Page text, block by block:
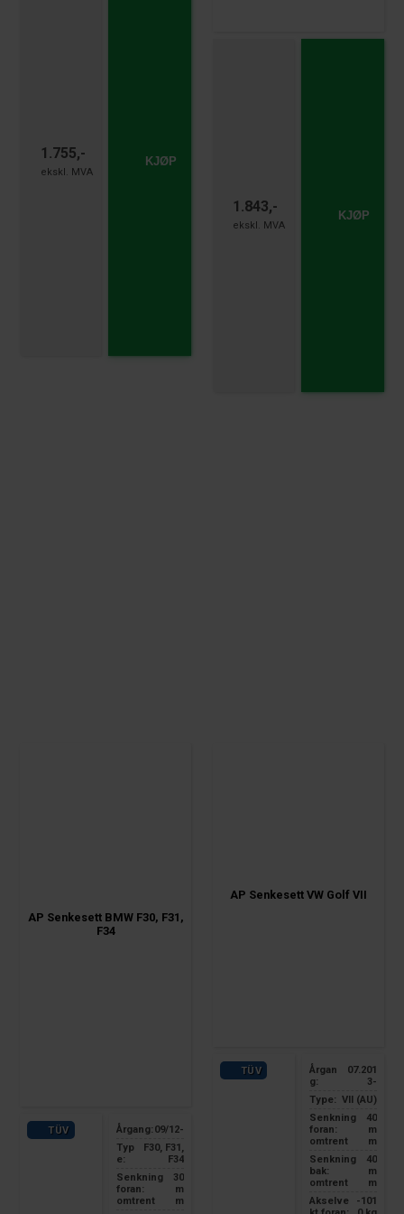
1.755,- KJØP
1.843,- KJØP
AP Senkesett BMW F30, F31,
F34
TÜV Årgang: 09/12-
Typ
e:
F30, F31,
F34
Senkning
foran:
omtrent
30
m
m
AP Senkesett VW Golf VII
TÜV
Årgan
g:
07.201
3-
Type: VII (AU)
Senkning
foran:
omtrent
40
m
m
Senkning
bak:
omtrent
40
m
m
Akselve
-101